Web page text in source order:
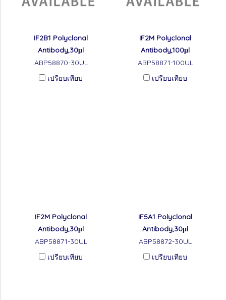
IF2B1 Polyclonal
Antibody,30μl
ABP58870-30UL
เปรียบเทียบ
IF2M Polyclonal
Antibody,100μl
ABP58871-100UL
เปรียบเทียบ
IF2M Polyclonal
Antibody,30μl
ABP58871-30UL
เปรียบเทียบ
IF5A1 Polyclonal
Antibody,30μl
ABP58872-30UL
เปรียบเทียบ